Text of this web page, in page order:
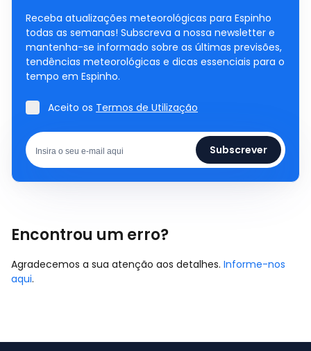
Receba atualizações meteorológicas para Espinho
todas as semanas! Subscreva a nossa newsletter e
mantenha-se informado sobre as últimas previsões,
tendências meteorológicas e dicas essenciais para o
tempo em Espinho.
Aceito os Termos de Utilização
Subscrever
Encontrou um erro?
Agradecemos a sua atenção aos detalhes. Informe-nos
aqui.